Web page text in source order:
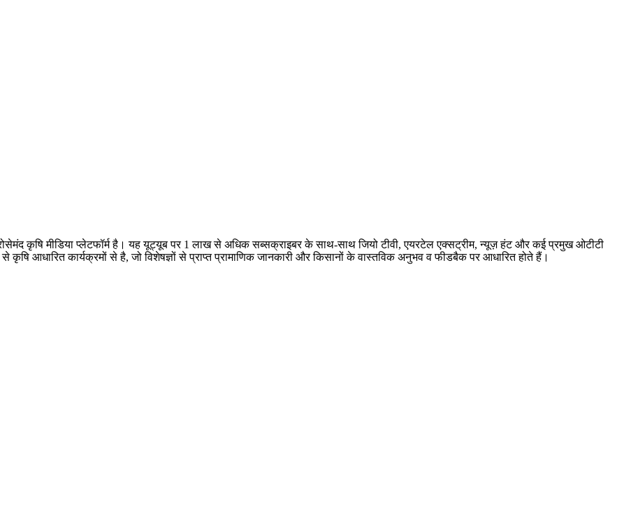
कृषि मीडिया प्लेटफॉर्म है। यह यूट्यूब पर 1 लाख से अधिक सब्सक्राइबर के साथ-साथ जियो टीवी, एयरटेल एक्सट्रीम, न्यूज़ हंट और कई प्रमुख ओटीटी
कृषि आधारित कार्यक्रमों से है, जो विशेषज्ञों से प्राप्त प्रामाणिक जानकारी और किसानों के वास्तविक अनुभव व फीडबैक पर आधारित होते हैं।